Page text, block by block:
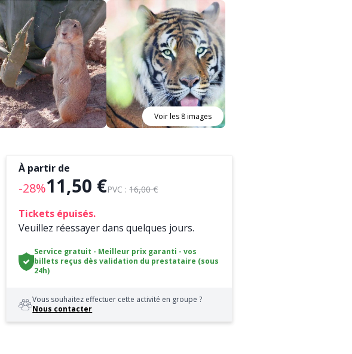
Voir les 8 images
À partir de
-28%11,50 €PVC :16,00 €
Tickets épuisés.
Veuillez réessayer dans quelques jours.
Service gratuit - Meilleur prix garanti - vos
billets reçus dès validation du prestataire (sous
24h)
Vous souhaitez effectuer cette activité en groupe ?
Nous contacter